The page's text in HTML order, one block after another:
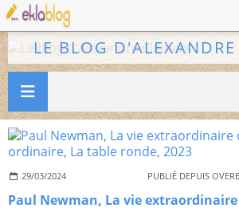
LE BLOG
29/03/2024 PUBLIÉ DEPUIS